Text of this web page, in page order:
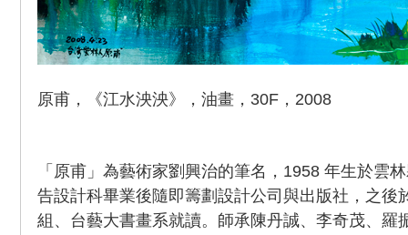
原甫，《江水泱泱》，油畫，30F，2008
「原甫」為藝術家劉興治的筆名，1958 年生於雲
告設計科畢業後隨即籌劃設計公司與出版社，之後
組、台藝大書畫系就讀。師承陳丹誠、李奇茂、羅